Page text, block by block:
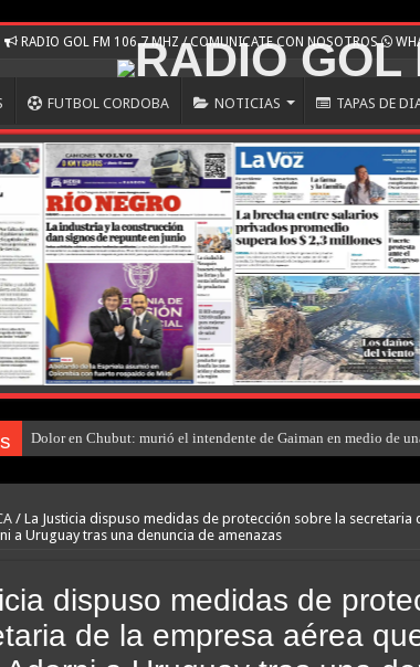
RADIO GOL FM 106.7 MHZ / COMUNICATE CON NOSOTROS
FUTBOL CORDOBA NOTICIAS TAPAS DE
Dolor en Chubut: murió el intendente de Gaiman en medio de
/ La Justicia dispuso medidas de protección sobre la secretaria
a Uruguay tras una denuncia de amenazas
dispuso medidas de
de la empresa aérea